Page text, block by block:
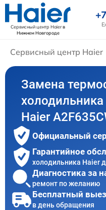
Сервисный центр Haierв
Нижнем Новгороде
Сервисный центр Haier
Замена
холодильника
Haier
Официальный
Гарантийное
холодильника Haier
Диагностика за
ремонт по желанию
Бесплатный
в день обращения